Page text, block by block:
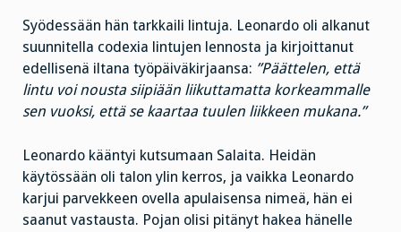
Syödessään hän tarkkaili lintuja. Leonardo oli alkanut
suunnitella codexia lintujen lennosta ja kirjoittanut
edellisenä iltana työpäiväkirjaansa: ”Päättelen, että
lintu voi nousta siipiään liikuttamatta korkeammalle
sen vuoksi, että se kaartaa tuulen liikkeen mukana.”
Leonardo kääntyi kutsumaan Salaita. Heidän
käytössään oli talon ylin kerros, ja vaikka Leonardo
karjui parvekkeen ovella apulaisensa nimeä, hän ei
saanut vastausta. Pojan olisi pitänyt hakea hänelle